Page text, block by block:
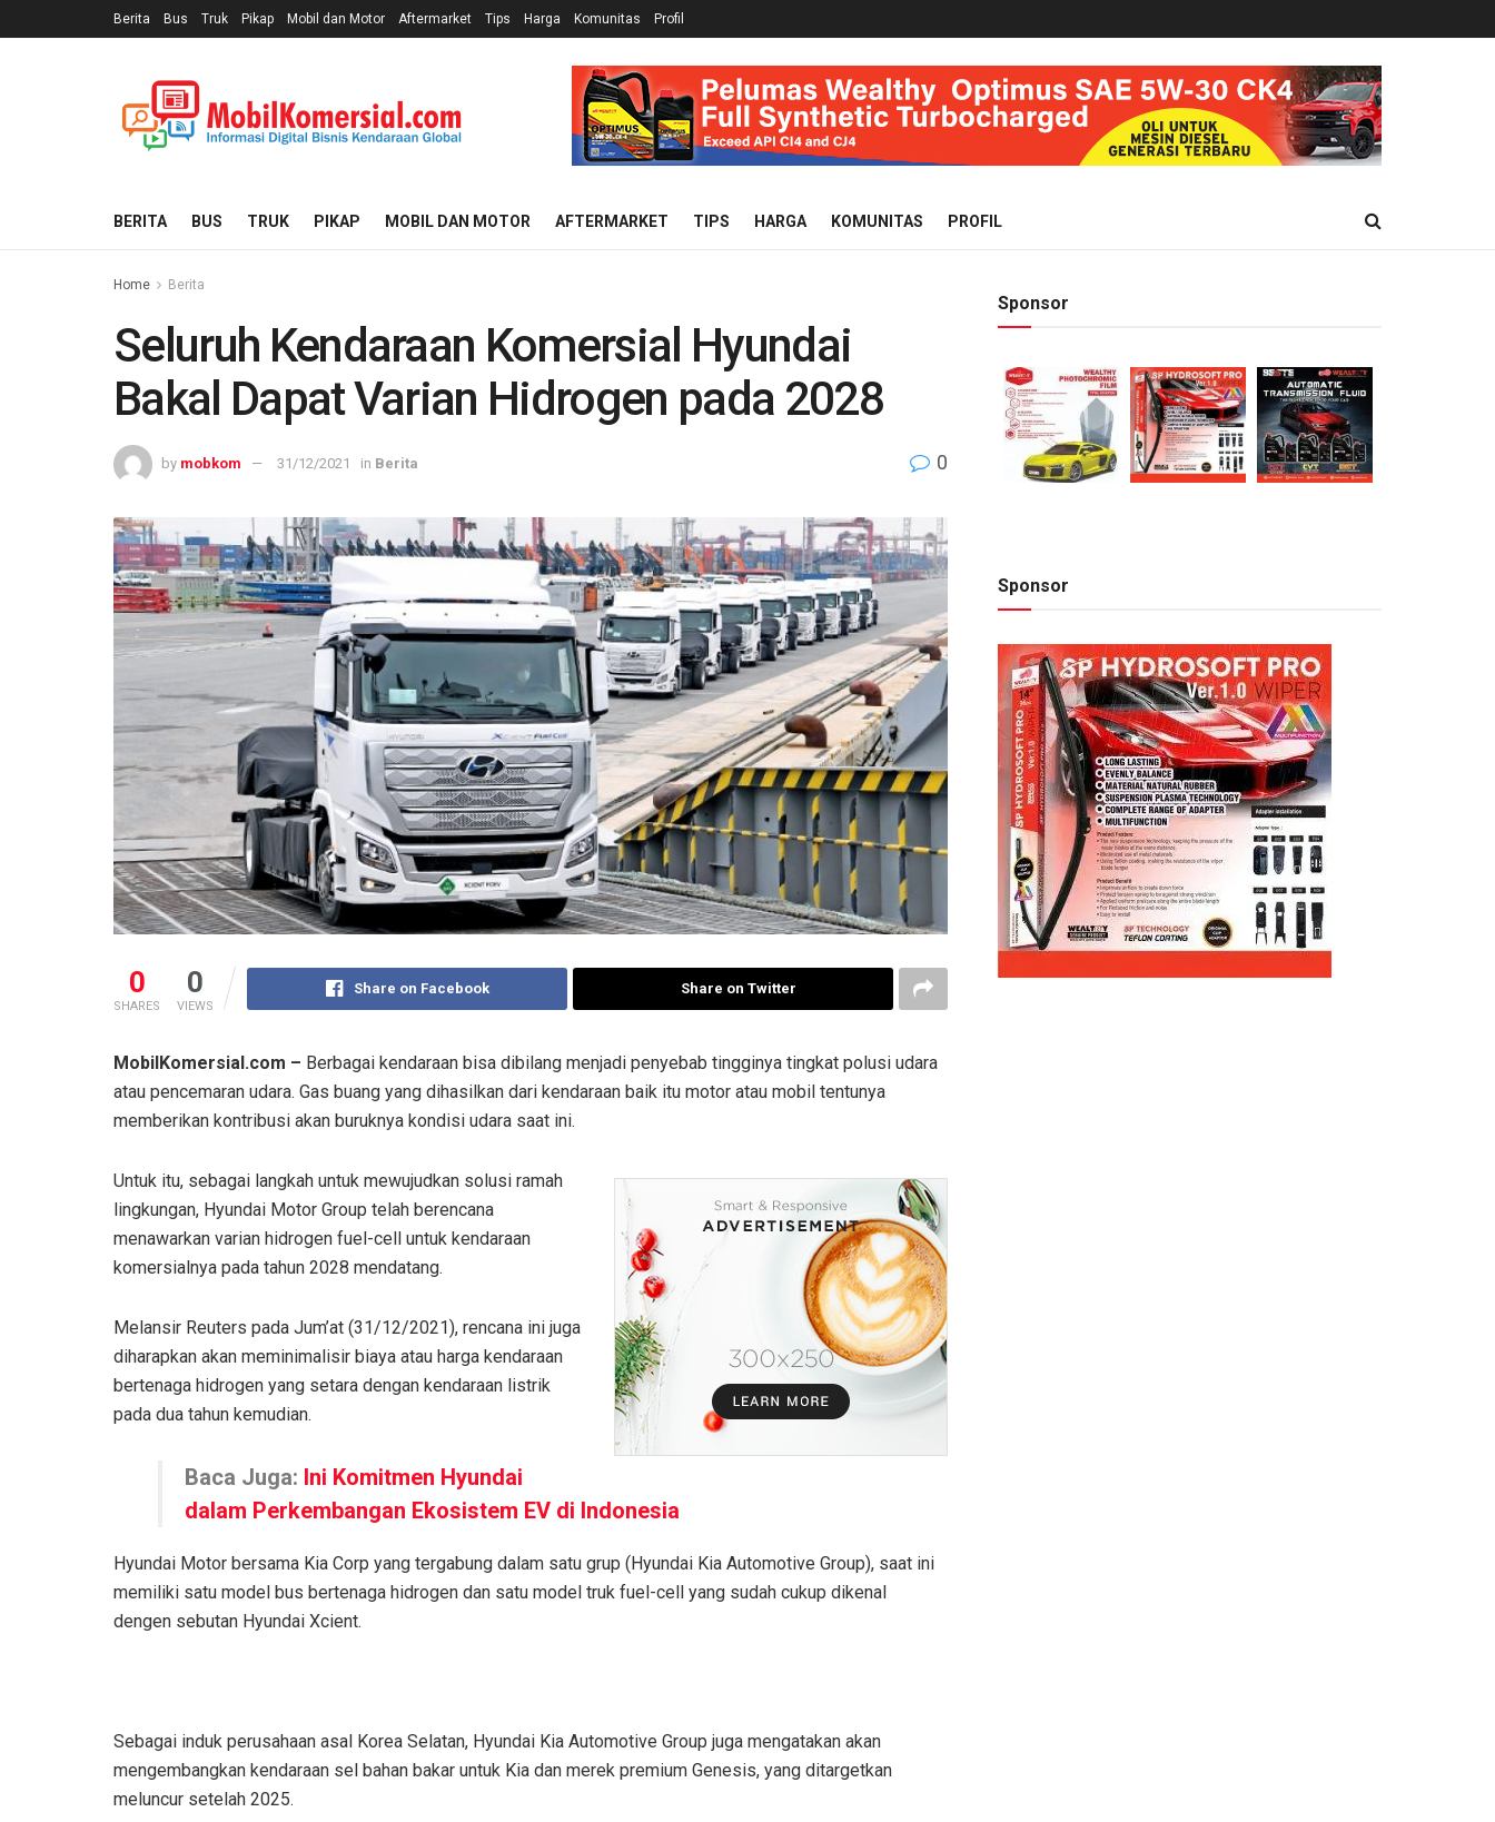
Berita Bus Truk Pikap Mobil dan Motor Aftermarket Tips Harga Komunitas Profil
BERITA BUS TRUK PIKAP MOBIL DAN MOTOR AFTERMARKET TIPS HARGA KOMUNITAS PROFIL
Home Berita
Seluruh Kendaraan Komersial Hyundai
Bakal Dapat Varian Hidrogen pada 2028
by mobkom 31/12/2021 in Berita 0
0
SHARES
0
VIEWS
Share on Facebook Share on Twitter
MobilKomersial.com – Berbagai kendaraan bisa dibilang menjadi penyebab tingginya tingkat polusi udara
atau pencemaran udara. Gas buang yang dihasilkan dari kendaraan baik itu motor atau mobil tentunya
memberikan kontribusi akan buruknya kondisi udara saat ini.
Untuk itu, sebagai langkah untuk mewujudkan solusi ramah
lingkungan, Hyundai Motor Group telah berencana
menawarkan varian hidrogen fuel-cell untuk kendaraan
komersialnya pada tahun 2028 mendatang.
Melansir Reuters pada Jum’at (31/12/2021), rencana ini juga
diharapkan akan meminimalisir biaya atau harga kendaraan
bertenaga hidrogen yang setara dengan kendaraan listrik
pada dua tahun kemudian.
Baca Juga: Ini Komitmen Hyundai
dalam Perkembangan Ekosistem EV di Indonesia
Hyundai Motor bersama Kia Corp yang tergabung dalam satu grup (Hyundai Kia Automotive Group), saat ini
memiliki satu model bus bertenaga hidrogen dan satu model truk fuel-cell yang sudah cukup dikenal
dengen sebutan Hyundai Xcient.
Sebagai induk perusahaan asal Korea Selatan, Hyundai Kia Automotive Group juga mengatakan akan
mengembangkan kendaraan sel bahan bakar untuk Kia dan merek premium Genesis, yang ditargetkan
meluncur setelah 2025.
Sponsor
Sponsor